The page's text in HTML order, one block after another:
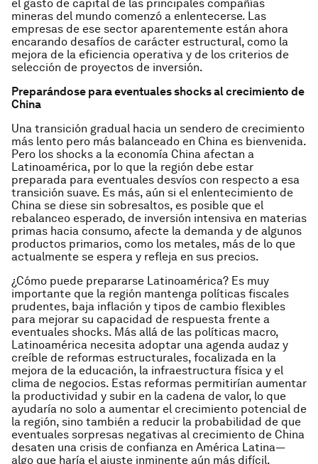
el gasto de capital de las principales compañías
mineras del mundo comenzó a enlentecerse. Las
empresas de ese sector aparentemente están ahora
encarando desafíos de carácter estructural, como la
mejora de la eficiencia operativa y de los criterios de
selección de proyectos de inversión.
Preparándose para eventuales shocks al crecimiento de
China
Una transición gradual hacia un sendero de crecimiento
más lento pero más balanceado en China es bienvenida.
Pero los shocks a la economía China afectan a
Latinoamérica, por lo que la región debe estar
preparada para eventuales desvíos con respecto a esa
transición suave. Es más, aún si el enlentecimiento de
China se diese sin sobresaltos, es posible que el
rebalanceo esperado, de inversión intensiva en materias
primas hacia consumo, afecte la demanda y de algunos
productos primarios, como los metales, más de lo que
actualmente se espera y refleja en sus precios.
¿Cómo puede prepararse Latinoamérica? Es muy
importante que la región mantenga políticas fiscales
prudentes, baja inflación y tipos de cambio flexibles
para mejorar su capacidad de respuesta frente a
eventuales shocks. Más allá de las políticas macro,
Latinoamérica necesita adoptar una agenda audaz y
creíble de reformas estructurales, focalizada en la
mejora de la educación, la infraestructura física y el
clima de negocios. Estas reformas permitirían aumentar
la productividad y subir en la cadena de valor, lo que
ayudaría no solo a aumentar el crecimiento potencial de
la región, sino también a reducir la probabilidad de que
eventuales sorpresas negativas al crecimiento de China
desaten una crisis de confianza en América Latina—
algo que haría el ajuste inminente aún más difícil.